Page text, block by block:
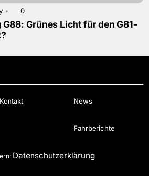
• 0
Grünes Licht für den G81-
Kontakt News
Fahrberichte
Datenschutzerklärung